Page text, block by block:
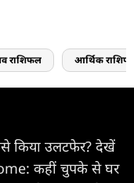
राशिफल आर्थिक
किया उलटफेर? देखें
कहीं चुपके से घर